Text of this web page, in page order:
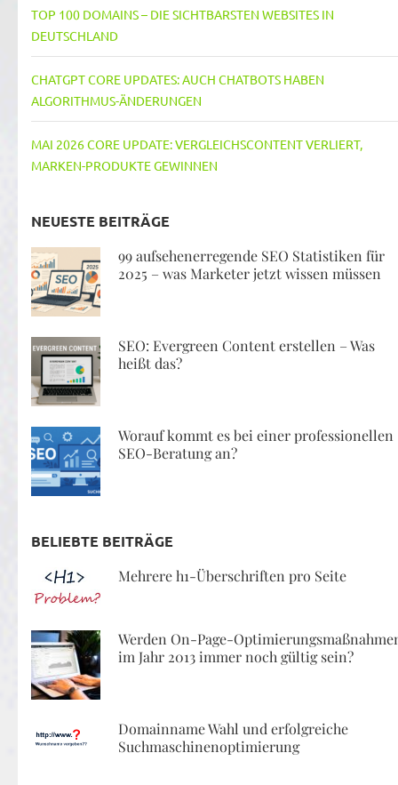
TOP 100 DOMAINS – DIE SICHTBARSTEN WEBSITES IN
DEUTSCHLAND
CHATGPT CORE UPDATES: AUCH CHATBOTS HABEN
ALGORITHMUS-ÄNDERUNGEN
MAI 2026 CORE UPDATE: VERGLEICHSCONTENT VERLIERT,
MARKEN-PRODUKTE GEWINNEN
NEUESTE BEITRÄGE
99 aufsehenerregende SEO Statistiken für
2025 – was Marketer jetzt wissen müssen
SEO: Evergreen Content erstellen – Was
heißt das?
Worauf kommt es bei einer professionellen
SEO-Beratung an?
BELIEBTE BEITRÄGE
Mehrere h1-Überschriften pro Seite
Werden On-Page-
im Jahr 2013 immer noch gültig sein?
Domainname Wahl und erfolgreiche
Suchmaschinenoptimierung